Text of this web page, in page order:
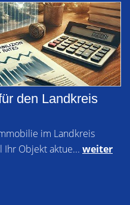
den Landkreis
im Landkreis
Ihr Objekt aktue... weiter